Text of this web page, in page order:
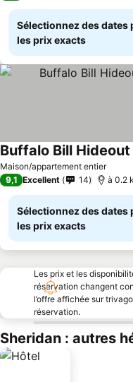
Sélectionnez des dates
les prix exacts
Maison/appartement entier
9,1 Excellent 14 à 0.2
Sélectionnez des dates
les prix exacts
Les prix et les
réservation changent
l’offre affichée sur
réservation.
Sheridan : autres